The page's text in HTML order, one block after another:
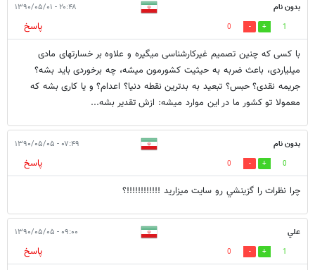
بدون نام ۲۰:۴۸ - ۱۳۹۰/۰۵/۰۱
1
0
پاسخ
با کسی که چنین تصمیم غیرکارشناسی میگیره و علاوه بر خسارتهای مادی
میلیاردی، باعث ضربه به حیثیت کشورمون میشه، چه برخوردی باید بشه؟
جریمه نقدی؟ حبس؟ تبعید به بدترین نقطه دنیا؟ اعدام؟ و یا کاری بشه که
معمولا تو کشور ما در این موارد میشه: ازش تقدیر بشه...
بدون نام ۰۷:۴۹ - ۱۳۹۰/۰۵/۰۵
0
0
پاسخ
چرا نظرات را گزينشي رو سايت ميزاريد !!!!!!!!!!!!؟
علي ۰۹:۰۰ - ۱۳۹۰/۰۵/۰۵
1
0
پاسخ